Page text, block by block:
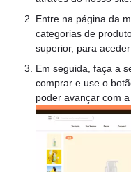
Entre na página da
categorias de
superior, para
Em seguida, faça a
comprar e use o
poder avançar com a